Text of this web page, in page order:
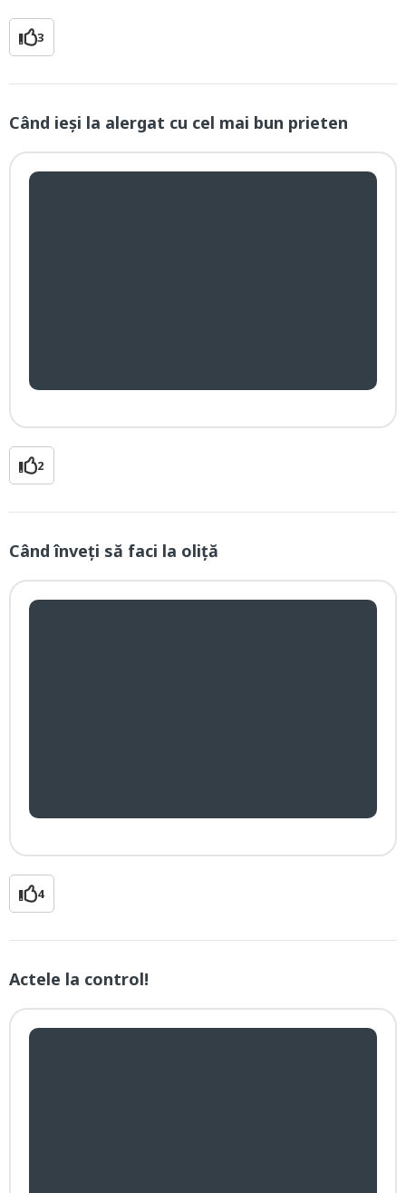
3
Când ieși la alergat cu cel mai bun prieten
2
Când înveți să faci la oliță
4
Actele la control!